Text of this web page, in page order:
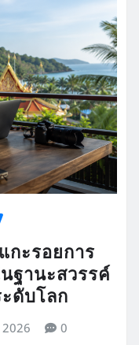
กะรอยการ
ฐานะสวรรค์
ดับโลก
2026 0